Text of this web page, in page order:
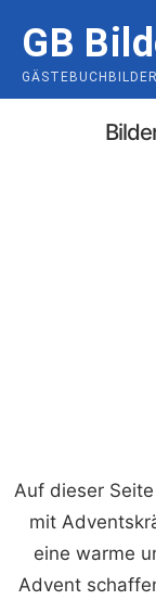
content
GB
Auf dieser
mit
eine warme
Advent